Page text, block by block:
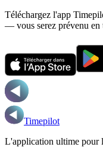
Téléchargez l'app
— vous serez prévenu en
Timepilot
L'application ultime pour